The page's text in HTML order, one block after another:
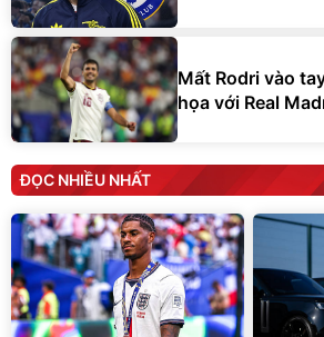
Mất Rodri vào
họa với Real
ĐỌC NHIỀU NHẤT